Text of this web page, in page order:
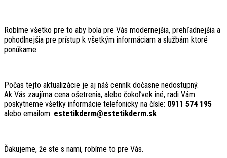
Robíme všetko pre to aby bola pre Vás modernejšia, prehľadnejšia a
pohodlnejšia pre prístup k všetkým informáciam a službám ktoré
ponúkame.
Počas tejto aktualizácie je aj náš cenník dočasne nedostupný.
Ak Vás zaujíma cena ošetrenia, alebo čokoľvek iné, radi Vám
poskytneme všetky informácie telefonicky na čísle: 0911 574 195
alebo emailom: estetikderm@estetikderm.sk
Ďakujeme, že ste s nami, robíme to pre Vás.